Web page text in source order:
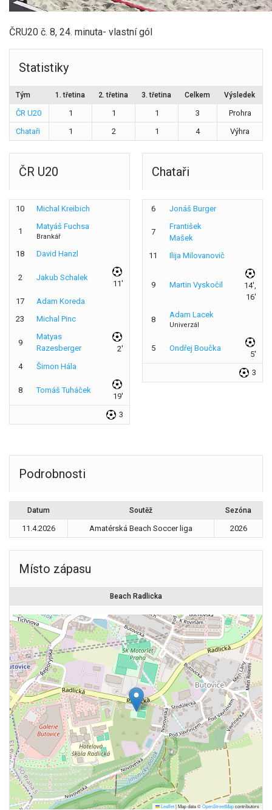
ČRU20 č. 8, 24. minuta- vlastní gól
Statistiky
Tým 1. třetina 2. třetina 3. třetina Celkem Výsledek
ČR U20 1 1 1 3
Prohra
Chataři
1 2 1 4 Výhra
ČR U20
10 Michal Kreibich
1
Matyáš Fuchsa
Brankář
18 David Hanzl
2 Jakub Schalek
11'
17
Adam Koreda
23
Michal Pinc
9
Matyas
Razesberger
2'
4
Šimon Hála
8 Tomáš Tuháček
19'
3
Chataři
6 Jonáš Burger
7
František
Mašek
11
Ilija Milovanovič
9 Martin Vyskočil
14',
16'
8
Adam Lacek
Univerzál
5 Ondřej Boučka
5'
3
Podrobnosti
Datum Soutěž Sezóna
11.4.2026 Amatérská Beach Soccer liga 2026
Místo zápasu
Beach Radlicka
Leaflet|Map data ©OpenStreetMapcontributors